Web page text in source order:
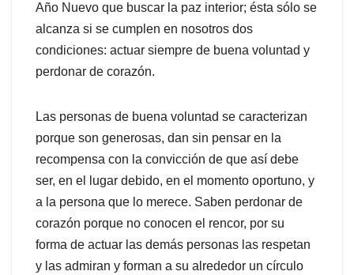
Año Nuevo que buscar la paz interior; ésta sólo se
alcanza si se cumplen en nosotros dos
condiciones: actuar siempre de buena voluntad y
perdonar de corazón.
Las personas de buena voluntad se caracterizan
porque son generosas, dan sin pensar en la
recompensa con la convicción de que así debe
ser, en el lugar debido, en el momento oportuno, y
a la persona que lo merece. Saben perdonar de
corazón porque no conocen el rencor, por su
forma de actuar las demás personas las respetan
y las admiran y forman a su alrededor un círculo